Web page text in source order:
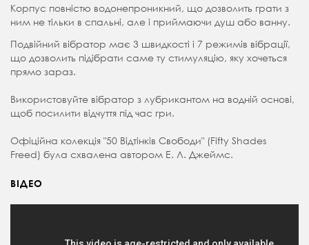
Корпус повністю водонепроникний, що дозволить грати з
ним не тільки в спальні, але і приймаючи душ або ванну.
Подвійний вібратор має 3 швидкості і 7 режимів вібрації,
що дозволить підібрати саме ту стимуляцію, яку хочеться
прямо зараз.
Використовуйте вібратор з лубрикантом на водній основі,
щоб посилити відчуття під час гри.
Офіційна колекція "50 Відтінків Свободи" (Fifty Shades
Freed) була схвалена автором Е. Л. Джеймс.
ВІДЕО